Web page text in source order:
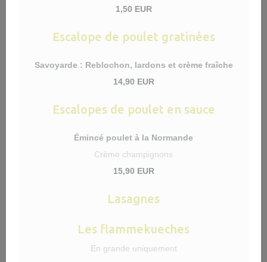
1,50 EUR
Escalope de poulet gratinées
Savoyarde : Reblochon, lardons et crème fraîche
14,90 EUR
Escalopes de poulet en sauce
Émincé poulet à la Normande
Crème champignons
15,90 EUR
Lasagnes
Les flammekueches
En grande uniquement